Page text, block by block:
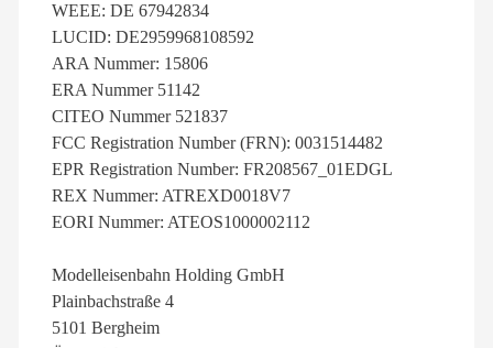
WEEE: DE 67942834
LUCID: DE2959968108592
ARA Nummer: 15806
ERA Nummer 51142
CITEO Nummer 521837
FCC Registration Number (FRN): 0031514482
EPR Registration Number: FR208567_01EDGL
REX Nummer: ATREXD0018V7
EORI Nummer: ATEOS1000002112
Modelleisenbahn Holding GmbH
Plainbachstraße 4
5101 Bergheim